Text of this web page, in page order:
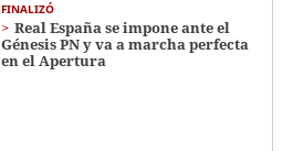
FINALIZÓ
Real España se impone ante el
Génesis PN y va a marcha perfecta
en el Apertura